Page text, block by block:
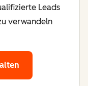
Leads
verwandeln